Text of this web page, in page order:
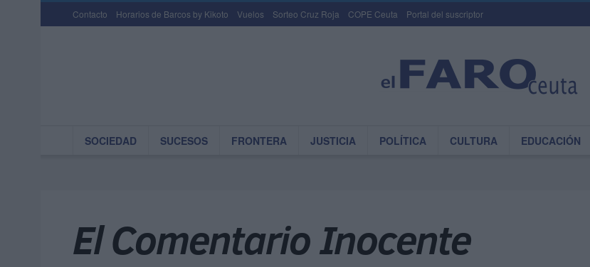
Contacto Horarios de Barcos by Kikoto Vuelos Sorteo Cruz Roja COPE Ceuta Portal del suscriptor
SOCIEDAD SUCESOS FRONTERA JUSTICIA POLÍTICA CULTURA EDUCACIÓN
El Comentario Inocente